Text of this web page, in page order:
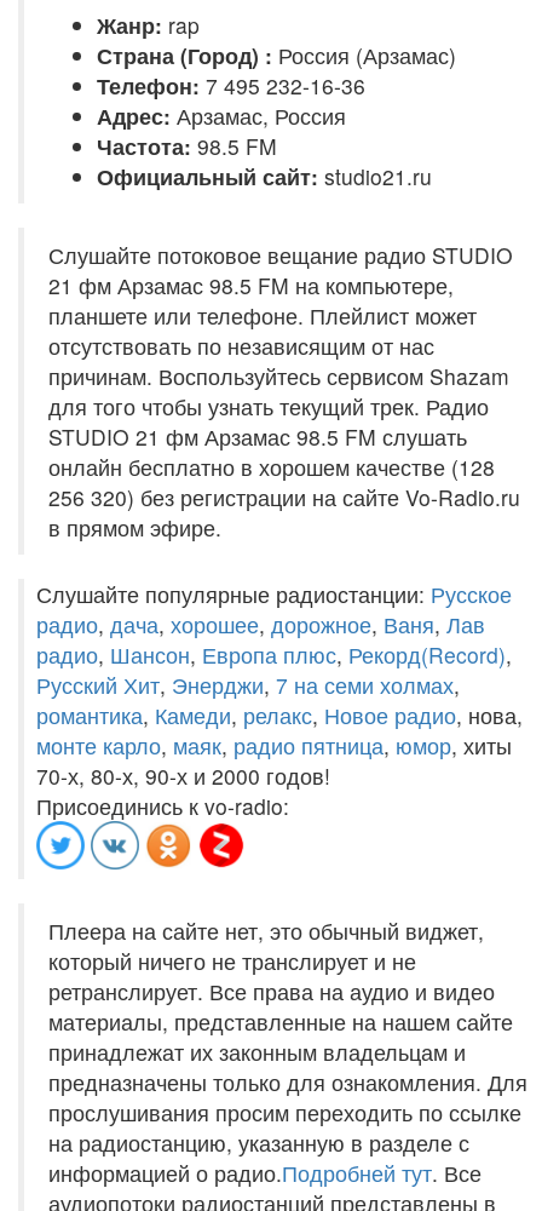
Жанр: rap
Страна (Город) : Россия (Арзамас)
Телефон: 7 495 232-16-36
Адрес: Арзамас, Россия
Частота: 98.5 FM
Официальный сайт: studio21.ru
Слушайте потоковое вещание радио STUDIO
21 фм Арзамас 98.5 FM на компьютере,
планшете или телефоне. Плейлист может
отсутствовать по независящим от нас
причинам. Воспользуйтесь сервисом Shazam
для того чтобы узнать текущий трек. Радио
STUDIO 21 фм Арзамас 98.5 FM слушать
онлайн бесплатно в хорошем качестве (128
256 320) без регистрации на сайте Vo-Radio.ru
в прямом эфире.
Слушайте популярные радиостанции: Русское
радио, дача, хорошее, дорожное, Ваня, Лав
радио, Шансон, Европа плюс, Рекорд(Record),
Русский Хит, Энерджи, 7 на семи холмах,
романтика, Камеди, релакс, Новое радио, нова,
монте карло, маяк, радио пятница, юмор, хиты
70-х, 80-х, 90-х и 2000 годов!
Присоединись к vo-radio:
Плеера на сайте нет, это обычный виджет,
который ничего не транслирует и не
ретранслирует. Все права на аудио и видео
материалы, представленные на нашем сайте
принадлежат их законным владельцам и
предназначены только для ознакомления. Для
прослушивания просим переходить по ссылке
на радиостанцию, указанную в разделе с
информацией о радио.Подробней тут. Все
аудиопотоки радиостанций представлены в